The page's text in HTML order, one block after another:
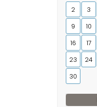
2
3
9
10
16
17
23
24
30